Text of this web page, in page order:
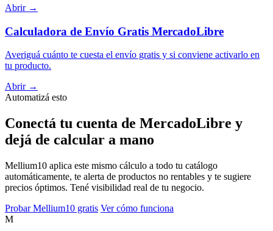
Abrir →
Calculadora de Envío Gratis MercadoLibre
Averiguá cuánto te cuesta el envío gratis y si conviene activarlo en
tu producto.
Abrir →
Automatizá esto
Conectá tu cuenta de MercadoLibre y
dejá de calcular a mano
Mellium10 aplica este mismo cálculo a todo tu catálogo
automáticamente, te alerta de productos no rentables y te sugiere
precios óptimos. Tené visibilidad real de tu negocio.
Probar Mellium10 gratis Ver cómo funciona
M